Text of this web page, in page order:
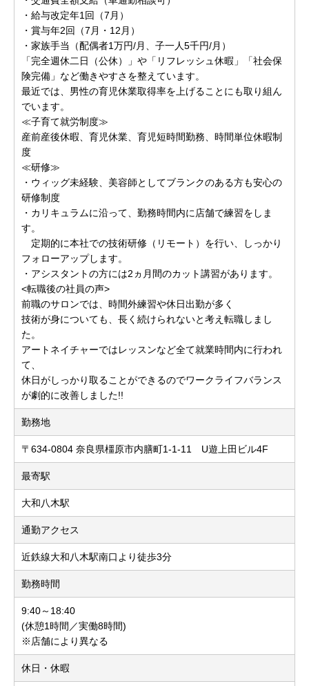
・給与改定年1回（7月）
・賞与年2回（7月・12月）
・家族手当（配偶者1万円/月、子一人5千円/月）
「完全週休二日（公休）」や「リフレッシュ休暇」「社会保
険完備」など働きやすさを整えています。
最近では、男性の育児休業取得率を上げることにも取り組ん
でいます。
≪子育て就労制度≫
産前産後休暇、育児休業、育児短時間勤務、時間単位休暇制
度
≪研修≫
・ウィッグ未経験、美容師としてブランクのある方も安心の
研修制度
・カリキュラムに沿って、勤務時間内に店舗で練習をしま
す。
定期的に本社での技術研修（リモート）を行い、しっかり
フォローアップします。
・アシスタントの方には2ヵ月間のカット講習があります。
<転職後の社員の声>
前職のサロンでは、時間外練習や休日出勤が多く
技術が身についても、長く続けられないと考え転職しまし
た。
アートネイチャーではレッスンなど全て就業時間内に行われ
て、
休日がしっかり取ることができるのでワークライフバランス
が劇的に改善しました!!
勤務地
〒634-0804 奈良県橿原市内膳町1-1-11 U遊上田ビル4F
最寄駅
大和八木駅
通勤アクセス
近鉄線大和八木駅南口より徒歩3分
勤務時間
9:40～18:40
(休憩1時間／実働8時間)
※店舗により異なる
休日・休暇